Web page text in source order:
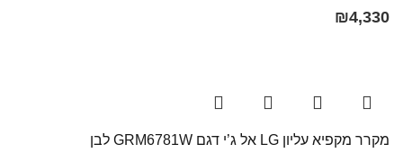
₪4,330
מקרר מקפיא עליון LG אל ג’י דגם GRM6781W לבן